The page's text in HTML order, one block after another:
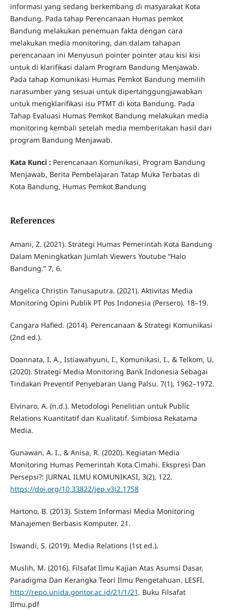
informasi yang sedang berkembang di masyarakat Kota
Bandung. Pada tahap Perencanaan Humas pemkot
Bandung melakukan penemuan fakta dengan cara
melakukan media monitoring, dan dalam tahapan
perencanaan ini Menyusun pointer pointer atau kisi kisi
untuk di klarifikasi dalam Program Bandung Menjawab.
Pada tahap Komunikasi Humas Pemkot Bandung memilih
narasumber yang sesuai untuk dipertanggungjawabkan
untuk mengklarifikasi isu PTMT di kota Bandung. Pada
Tahap Evaluasi Humas Pemkot Bandung melakukan media
monitoring kembali setelah media memberitakan hasil dari
program Bandung Menjawab.
Kata Kunci : Perencanaan Komunikasi, Program Bandung
Menjawab, Berita Pembelajaran Tatap Muka Terbatas di
Kota Bandung, Humas Pemkot Bandung
References
Amani, Z. (2021). Strategi Humas Pemerintah Kota Bandung
Dalam Meningkatkan Jumlah Viewers Youtube “Halo
Bandung.” 7, 6.
Angelica Christin Tanusaputra. (2021). Aktivitas Media
Monitoring Opini Publik PT Pos Indonesia (Persero). 18–19.
Cangara Hafied. (2014). Perencanaan & Strategi Komunikasi
(2nd ed.).
Doannata, I. A., Istiawahyuni, I., Komunikasi, I., & Telkom, U.
(2020). Strategi Media Monitoring Bank Indonesia Sebagai
Tindakan Preventif Penyebaran Uang Palsu. 7(1), 1962–1972.
Elvinaro, A. (n.d.). Metodologi Penelitian untuk Public
Relations Kuantitatif dan Kualitatif. Simbiosa Rekatama
Media.
Gunawan, A. I., & Anisa, R. (2020). Kegiatan Media
Monitoring Humas Pemerintah Kota Cimahi. Ekspresi Dan
Persepsi?: JURNAL ILMU KOMUNIKASI, 3(2), 122.
https://doi.org/10.33822/jep.v3i2.1758
Hartono, B. (2013). Sistem Informasi Media Monitoring
Manajemen Berbasis Komputer. 21.
Iswandi, S. (2019). Media Relations (1st ed.).
Muslih, M. (2016). Filsafat Ilmu Kajian Atas Asumsi Dasar,
Paradigma Dan Kerangka Teori Ilmu Pengetahuan. LESFI.
http://repo.unida.gontor.ac.id/21/1/21 . Buku Filsafat
Ilmu.pdf